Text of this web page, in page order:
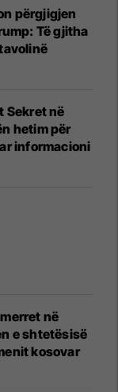
përgjigjen
Të gjitha
Sekret në
hetim për
informacioni
në
e shtetësisë
kosovar